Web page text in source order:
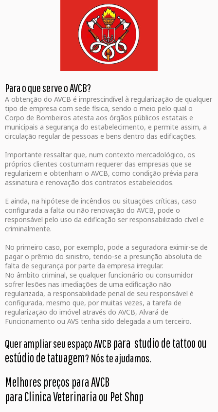
Para o que serve o AVCB?
A obtenção do AVCB é imprescindível à regularização de qualquer
tipo de empresa com sede física, sendo o meio pelo qual o
Corpo de Bombeiros atesta aos órgãos públicos estatais e
municipais a segurança do estabelecimento, e permite assim, a
circulação regular de pessoas e bens dentro das edificações.
Importante ressaltar que, num contexto mercadológico, os
próprios clientes costumam requerer das empresas que se
regularizem e obtenham o AVCB, como condição prévia para
assinatura e renovação dos contratos estabelecidos.
E ainda, na hipótese de incêndios ou situações críticas, caso
configurada a falta ou não renovação do AVCB, pode o
responsável pelo uso da edificação ser responsabilizado cível e
criminalmente.
No primeiro caso, por exemplo, pode a seguradora eximir-se de
pagar o prêmio do sinistro, tendo-se a presunção absoluta de
falta de segurança por parte da empresa irregular.
No âmbito criminal, se qualquer funcionário ou consumidor
sofrer lesões nas imediações de uma edificação não
regularizada, a responsabilidade penal de seu responsável é
configurada, mesmo que, por muitas vezes, a tarefa de
regularização do imóvel através do AVCB, Alvará de
Funcionamento ou AVS tenha sido delegada a um terceiro.
Quer ampliar seu espaço AVCB para studio de tattoo ou
estúdio de tatuagem? Nós te ajudamos.
Melhores preços para AVCB
para Clinica Veterinaria ou Pet Shop